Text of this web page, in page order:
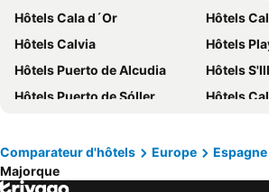
Hôtels Cala d´Or
Hôtels
Hôtels Calvia
Hôtels
Hôtels Puerto de Alcudia
Hôtels
Hôtels Puerto de Sóller
Hôtels
Hôtels Son Servera
Hôtels
Hôtels Puerto de Pollensa
Comparateur d'hôtels Europe Espagne
Majorque